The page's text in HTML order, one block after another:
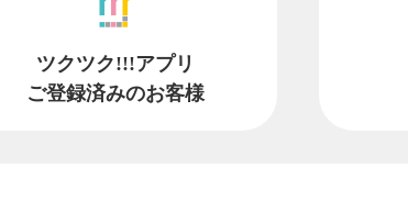
ツクツク!!!アプリ
ご登録済みのお客様